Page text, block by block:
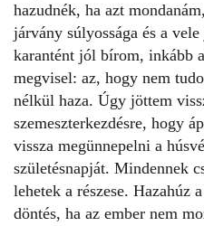
hazudnék, ha azt
járvány súlyossága és a
karantént jól bírom, inkább
megvisel: az, hogy nem
nélkül haza. Úgy jöttem
szemeszterkezdésre, hogy
vissza megünnepelni a
születésnapját. Mindennek
lehetek a részese. Hazahúz
döntés, ha az ember nem